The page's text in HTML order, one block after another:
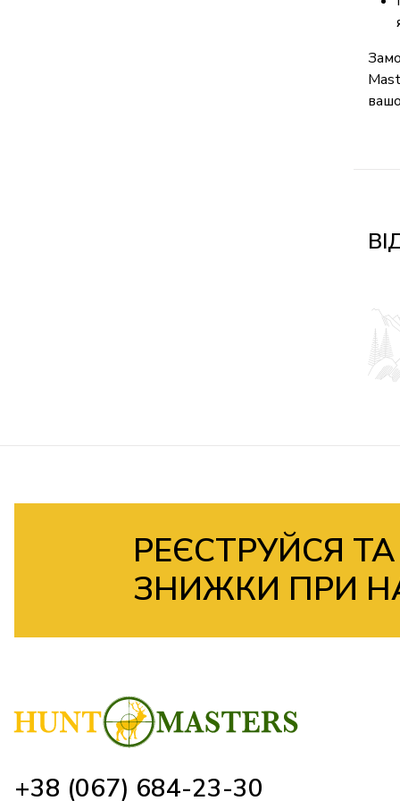
РЕЄСТРУЙСЯ
ЗНИЖКИ ПРИ
+38 (067) 684-23-30